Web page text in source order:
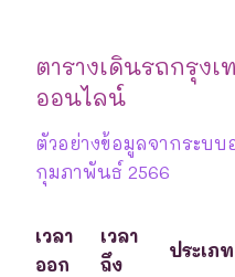
ตารางเดินรถกรุง
ออนไลน์
ตัวอย่างข้อมูลจากระบ
กุมภาพันธ์ 2566
เวลา
ออก
เวลา
ถึง
ประเภท